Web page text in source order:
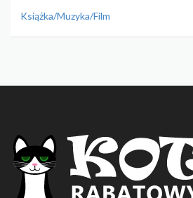
Książka/Muzyka/Film